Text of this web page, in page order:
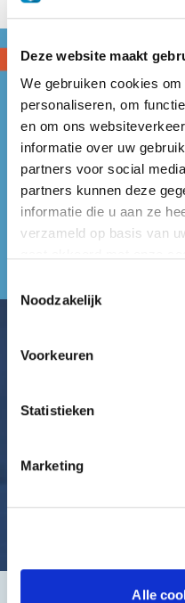
Deze website maakt
We gebruiken cookies
personaliseren, om
en om ons
informatie over uw
partners voor social
partners kunnen deze
informatie die u aan ze
verzameld op basis van
Noodzakelijk
Voorkeuren
Statistieken
Marketing
Alle